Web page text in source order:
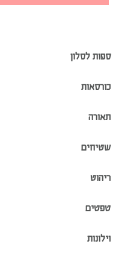
ספות לסלון
כורסאות
תאורה
שטיחים
ריהוט
טפטים
וילונות